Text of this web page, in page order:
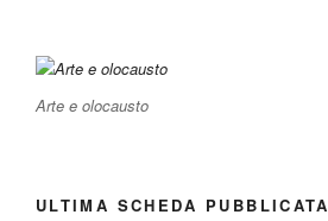
Arte e olocausto
ULTIMA SCHEDA PUBBLICATA